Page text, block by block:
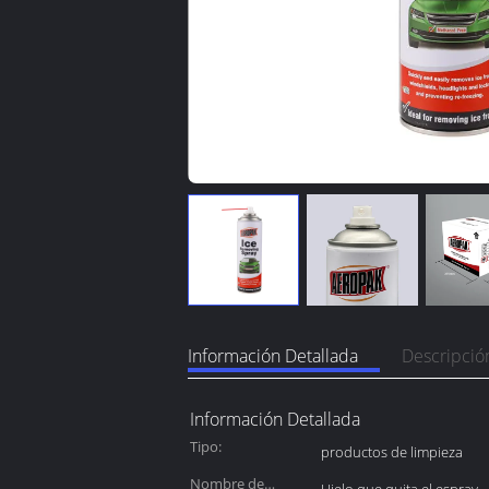
Información Detallada
Información Detallada
Tipo: productos de limpieza
Nombre de